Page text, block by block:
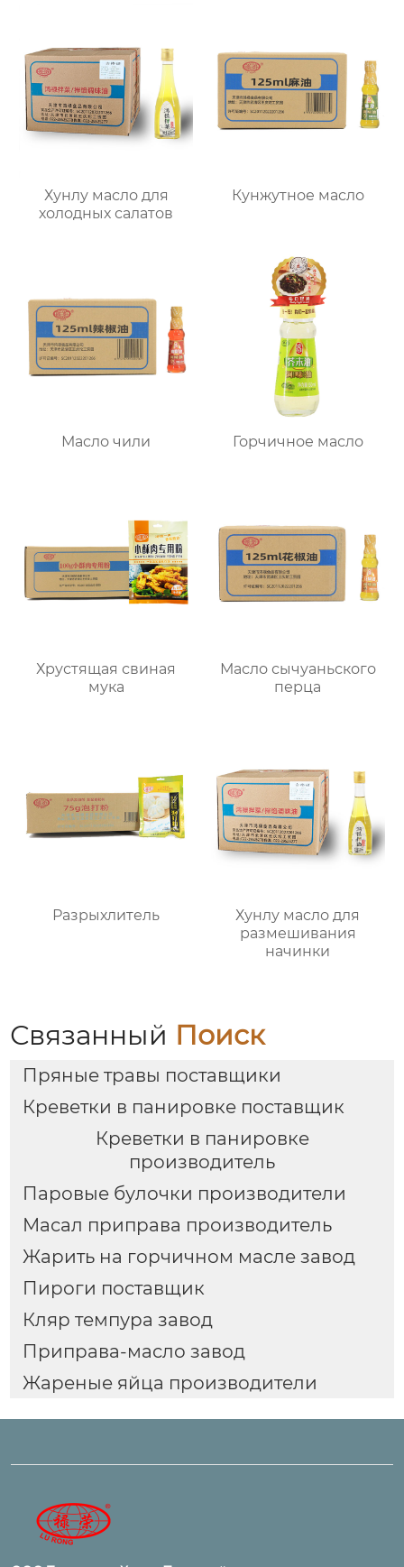
Хунлу масло для
холодных салатов
Кунжутное масло
Масло чили Горчичное масло
Хрустящая свиная
мука
Масло сычуаньского
перца
Разрыхлитель
Хунлу масло для
размешивания
начинки
Связанный Поиск
Пряные травы поставщики
Креветки в панировке поставщик
Креветки в панировке
производитель
Паровые булочки производители
Масал приправа производитель
Жарить на горчичном масле завод
Пироги поставщик
Кляр темпура завод
Приправа-масло завод
Жареные яйца производители